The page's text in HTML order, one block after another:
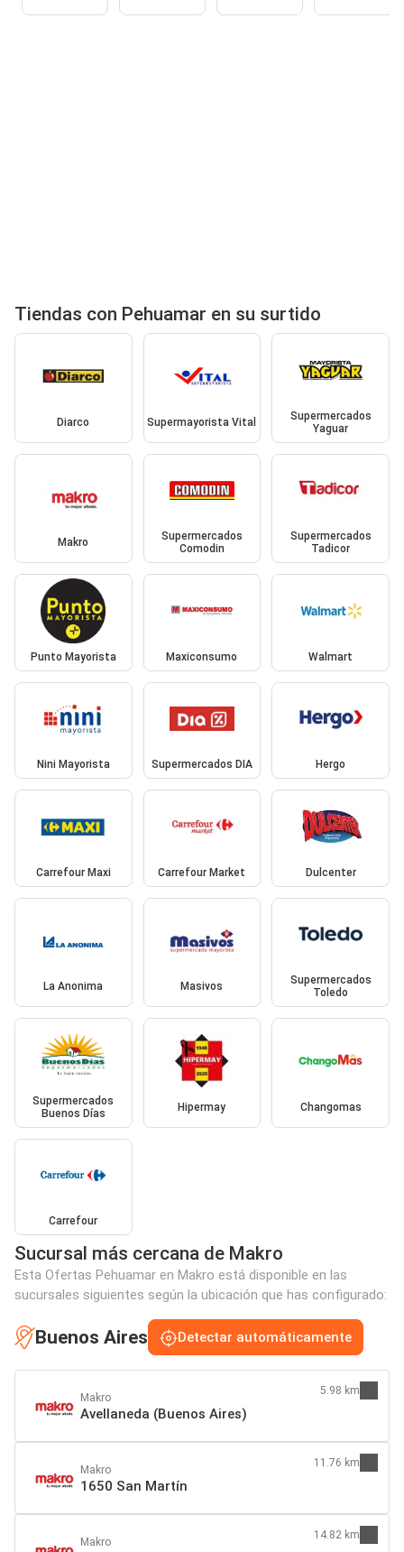
Tiendas con Pehuamar en su surtido
Diarco Supermayorista Vital
Supermercados
Yaguar
Makro
Supermercados
Comodin
Supermercados
Tadicor
Punto Mayorista Maxiconsumo Walmart
Nini Mayorista Supermercados DIA Hergo
Carrefour Maxi Carrefour Market Dulcenter
La Anonima Masivos
Supermercados
Toledo
Supermercados
Buenos Días
Hipermay Changomas
Carrefour
Sucursal más cercana de Makro
Esta Ofertas Pehuamar en Makro está disponible en las
sucursales siguientes según la ubicación que has configurado:
Buenos Aires Detectar automáticamente
Makro
Avellaneda (Buenos Aires)
5.98 km
Makro
1650 San Martín
11.76 km
Makro
14.82 km